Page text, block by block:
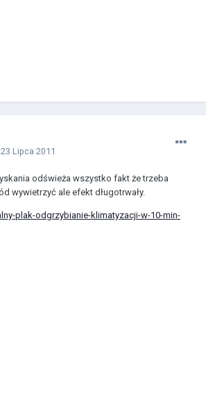
23 Lipca 2011
odświeża wszystko fakt że trzeba
wywietrzyć ale efekt długotrwały.
plak-odgrzybianie-klimatyzacji-w-10-min-